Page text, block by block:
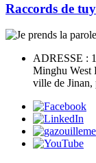
Raccords de
ADRESSE :
Minghu West
ville de Jinan,